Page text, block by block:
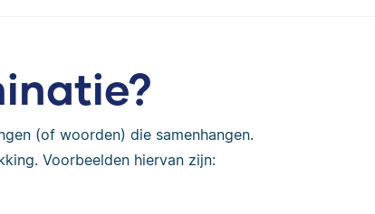
(of woorden) die samenhangen.
Voorbeelden hiervan zijn: